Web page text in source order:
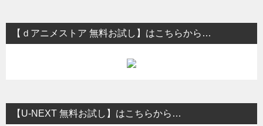
【ｄアニメストア 無料お試し】はこちらから…
【U-NEXT 無料お試し】はこちらから…